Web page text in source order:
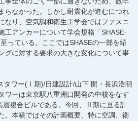
らなかった。しかし耐震化が進むにつれ
なり、空気調和衛生工学会ではファスニ
工アンカーについて学会規格「SHASE-
っている。ここではSHASEの一部を紹
グに対する要求の大きな変化について事
タワー(Ⅰ期)/日建設計/山下 開・長浜浩明
ワーは東京駅八重洲口開発の中核をなす
層複合ビルである。今回、Ⅱ期に亘る計
本稿ではその計画概要、特に空調、衛